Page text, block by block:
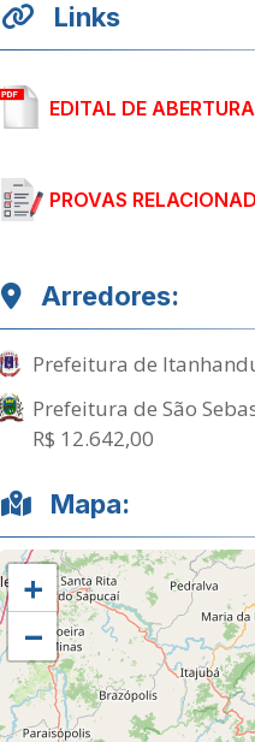
Links
EDITAL DE
PROVAS
Arredores:
Prefeitura de
Prefeitura de São
R$ 12.642,00
Mapa:
+
−